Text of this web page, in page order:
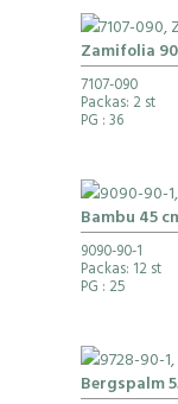
Zamifolia
7107-090
Packas: 2 st
PG : 36
Bambu 45
9090-90-1
Packas: 12 st
PG : 25
Bergspalm